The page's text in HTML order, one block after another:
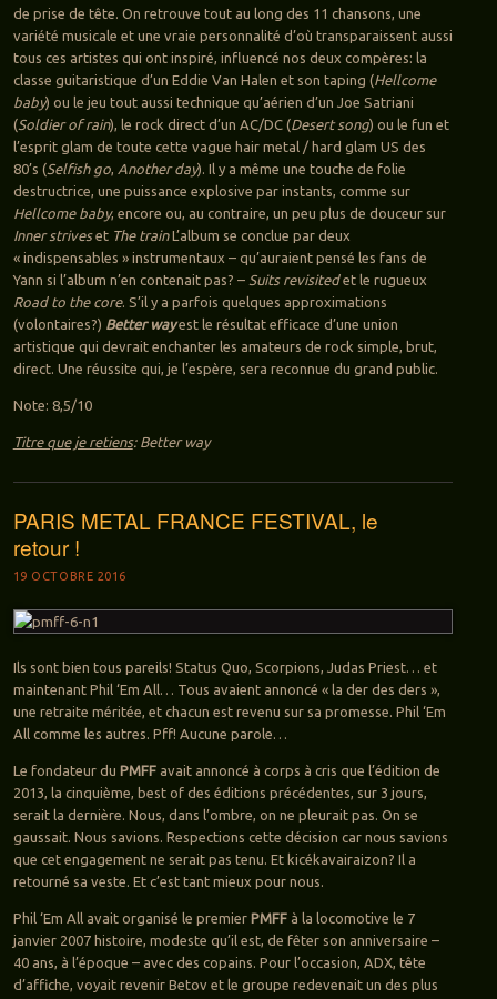
de prise de tête. On retrouve tout au long des 11 chansons, une
variété musicale et une vraie personnalité d’où transparaissent aussi
tous ces artistes qui ont inspiré, influencé nos deux compères: la
classe guitaristique d’un Eddie Van Halen et son taping (Hellcome
baby) ou le jeu tout aussi technique qu’aérien d’un Joe Satriani
(Soldier of rain), le rock direct d’un AC/DC (Desert song) ou le fun et
l’esprit glam de toute cette vague hair metal / hard glam US des
80’s (Selfish go, Another day). Il y a même une touche de folie
destructrice, une puissance explosive par instants, comme sur
Hellcome baby, encore ou, au contraire, un peu plus de douceur sur
Inner striveset The trainL’album se conclue par deux
« indispensables » instrumentaux – qu’auraient pensé les fans de
Yann si l’album n’en contenait pas? – Suits revisitedet le rugueux
Road to the core. S’il y a parfois quelques approximations
(volontaires?) Better wayest le résultat efficace d’une union
artistique qui devrait enchanter les amateurs de rock simple, brut,
direct. Une réussite qui, je l’espère, sera reconnue du grand public.
Note: 8,5/10
Titre que je retiens: Better way
PARIS METAL FRANCE FESTIVAL, le
retour !
19 OCTOBRE 2016
Ils sont bien tous pareils! Status Quo, Scorpions, Judas Priest… et
maintenant Phil ‘Em All… Tous avaient annoncé « la der des ders »,
une retraite méritée, et chacun est revenu sur sa promesse. Phil ‘Em
All comme les autres. Pff! Aucune parole…
Le fondateur du PMFFavait annoncé à corps à cris que l’édition de
2013, la cinquième, best of des éditions précédentes, sur 3 jours,
serait la dernière. Nous, dans l’ombre, on ne pleurait pas. On se
gaussait. Nous savions. Respections cette décision car nous savions
que cet engagement ne serait pas tenu. Et kicékavairaizon? Il a
retourné sa veste. Et c’est tant mieux pour nous.
Phil ‘Em All avait organisé le premier PMFFà la locomotive le 7
janvier 2007 histoire, modeste qu’il est, de fêter son anniversaire –
40 ans, à l’époque – avec des copains. Pour l’occasion, ADX, tête
d’affiche, voyait revenir Betov et le groupe redevenait un des plus